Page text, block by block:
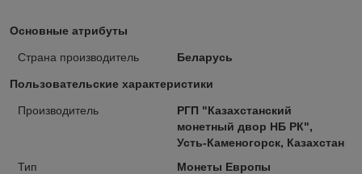
Основные атрибуты
Страна производитель Беларусь
Пользовательские характеристики
Производитель
РГП "Казахстанский
монетный двор НБ РК",
Усть-Каменогорск, Казахстан
Тип
Монеты Европы